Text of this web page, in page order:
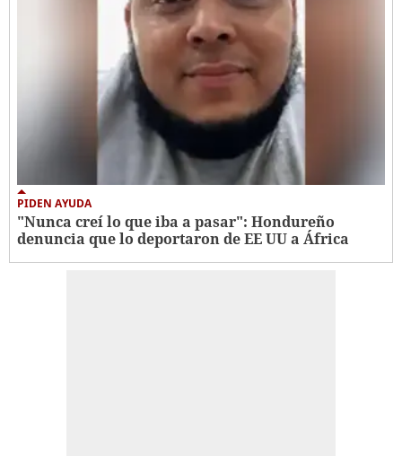
PIDEN AYUDA
"Nunca creí lo que iba a pasar": Hondureño
denuncia que lo deportaron de EE UU a África